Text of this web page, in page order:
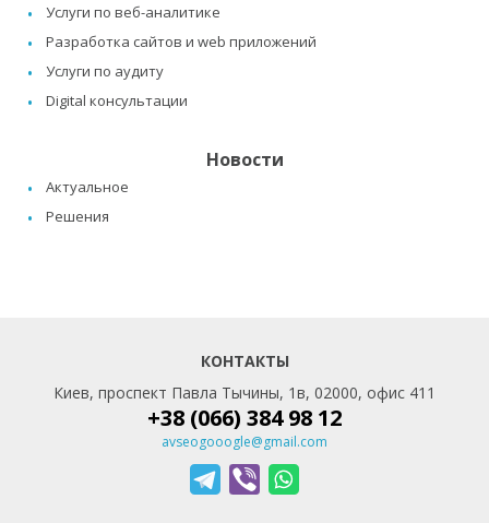
Услуги по веб-аналитике
Разработка сайтов и web приложений
Услуги по аудиту
Digital консультации
Новости
Актуальное
Решения
КОНТАКТЫ
Киев, проспект Павла Тычины, 1в, 02000, офис 411
+38 (066) 384 98 12
avseogooogle@gmail.com